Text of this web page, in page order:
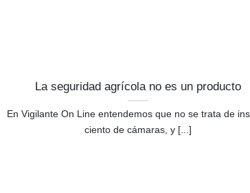
La seguridad agrícola no es un producto
En Vigilante On Line entendemos que no se trata de
ciento de cámaras, y [...]